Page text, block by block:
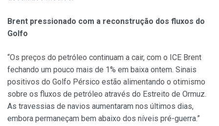
Brent pressionado com a reconstrução dos fluxos do
Golfo
“Os preços do petróleo continuam a cair, com o ICE Brent
fechando um pouco mais de 1% em baixa ontem. Sinais
positivos do Golfo Pérsico estão alimentando o otimismo
sobre os fluxos de petróleo através do Estreito de Ormuz.
As travessias de navios aumentaram nos últimos dias,
embora permaneçam bem abaixo dos níveis pré-guerra.”